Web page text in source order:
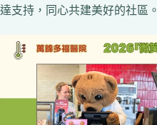
達支持，同心共建美好的社區。